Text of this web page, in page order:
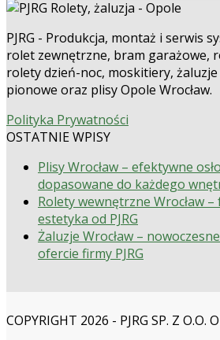
PJRG - Produkcja, montaż i serwis
rolet zewnętrzne, bram garażowe,
rolety dzień-noc, moskitiery,
pionowe oraz plisy Opole Wrocław.
Polityka Prywatności
OSTATNIE WPISY
Plisy Wrocław – efektywne
dopasowane do każdego
Rolety wewnętrzne Wrocław
estetyka od PJRG
Żaluzje Wrocław –
ofercie firmy PJRG
COPYRIGHT 2026 - PJRG SP. Z O.O.